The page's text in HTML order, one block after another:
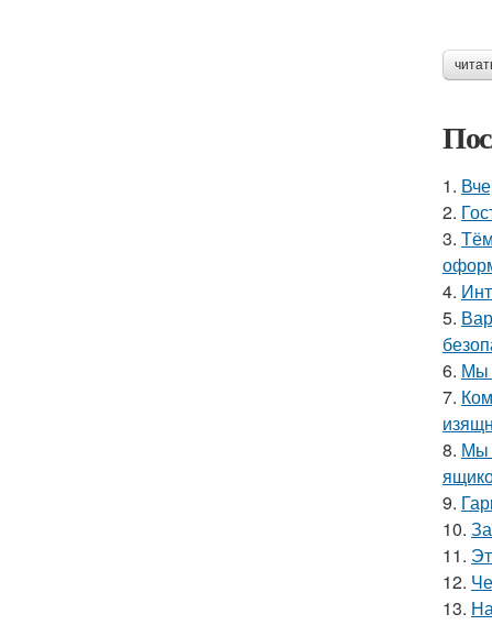
1.
2.
3.
4.
5.
6. Мы
7.
8. Мы
9.
10.
11.
12.
13.